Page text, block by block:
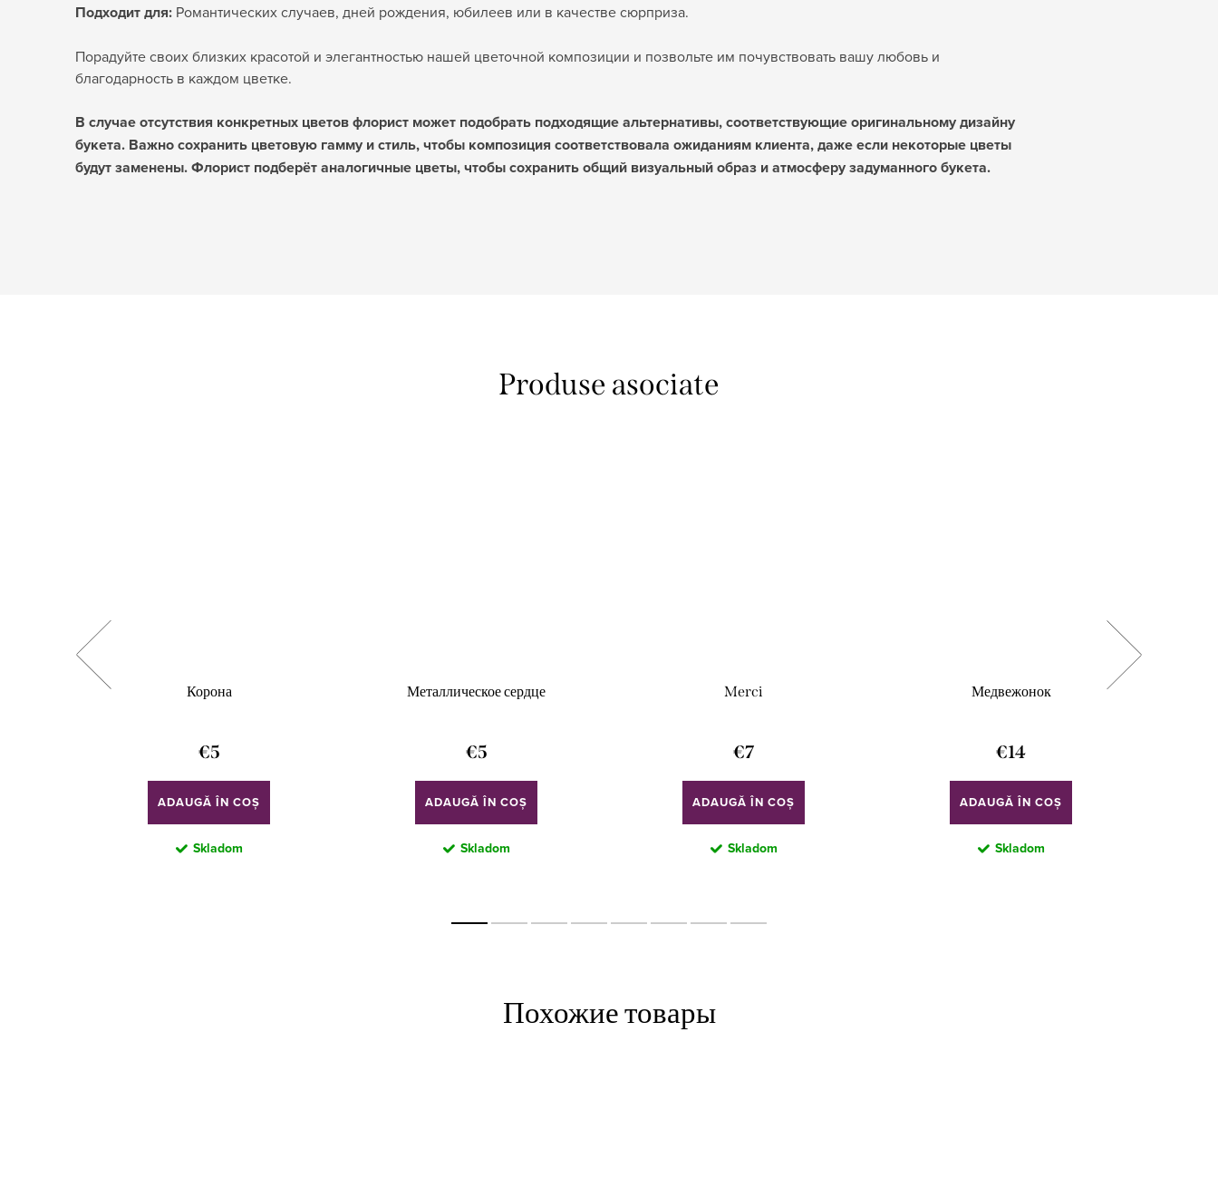
Подходит для: Романтических случаев, дней рождения, юбилеев или в качестве сюрприза.
Порадуйте своих близких красотой и элегантностью нашей цветочной композиции и позвольте им почувствовать вашу любовь и
благодарность в каждом цветке.
В случае отсутствия конкретных цветов флорист может подобрать подходящие альтернативы, соответствующие оригинальному дизайну
букета. Важно сохранить цветовую гамму и стиль, чтобы композиция соответствовала ожиданиям клиента, даже если некоторые цветы
будут заменены. Флорист подберёт аналогичные цветы, чтобы сохранить общий визуальный образ и атмосферу задуманного букета.
Produse asociate
Корона
€5
ADAUGĂ ÎN COŞ
Skladom
Металлическое сердце
€5
ADAUGĂ ÎN COŞ
Skladom
Merci
€7
ADAUGĂ ÎN COŞ
Skladom
Медвежонок
€14
ADAUGĂ ÎN COŞ
Skladom